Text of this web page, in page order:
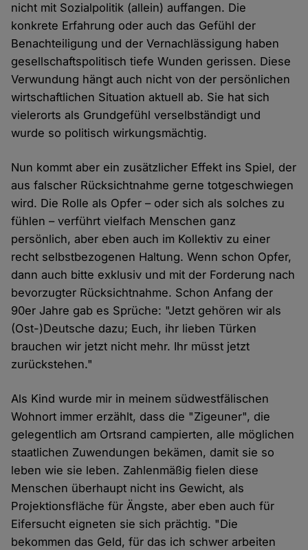
nicht mit Sozialpolitik (allein) auffangen. Die
konkrete Erfahrung oder auch das Gefühl der
Benachteiligung und der Vernachlässigung haben
gesellschaftspolitisch tiefe Wunden gerissen. Diese
Verwundung hängt auch nicht von der persönlichen
wirtschaftlichen Situation aktuell ab. Sie hat sich
vielerorts als Grundgefühl verselbständigt und
wurde so politisch wirkungsmächtig.
Nun kommt aber ein zusätzlicher Effekt ins Spiel, der
aus falscher Rücksichtnahme gerne totgeschwiegen
wird. Die Rolle als Opfer – oder sich als solches zu
fühlen – verführt vielfach Menschen ganz
persönlich, aber eben auch im Kollektiv zu einer
recht selbstbezogenen Haltung. Wenn schon Opfer,
dann auch bitte exklusiv und mit der Forderung nach
bevorzugter Rücksichtnahme. Schon Anfang der
90er Jahre gab es Sprüche: "Jetzt gehören wir als
(Ost-)Deutsche dazu; Euch, ihr lieben Türken
brauchen wir jetzt nicht mehr. Ihr müsst jetzt
zurückstehen."
Als Kind wurde mir in meinem südwestfälischen
Wohnort immer erzählt, dass die "Zigeuner", die
gelegentlich am Ortsrand campierten, alle möglichen
staatlichen Zuwendungen bekämen, damit sie so
leben wie sie leben. Zahlenmäßig fielen diese
Menschen überhaupt nicht ins Gewicht, als
Projektionsfläche für Ängste, aber eben auch für
Eifersucht eigneten sie sich prächtig. "Die
bekommen das Geld, für das ich schwer arbeiten